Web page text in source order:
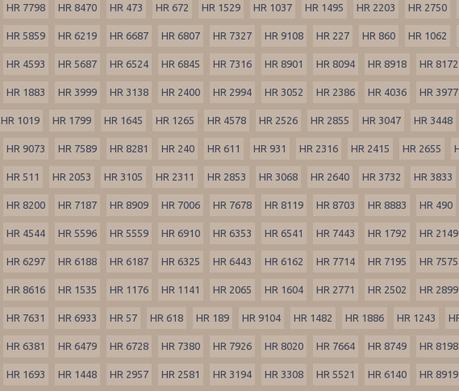
HR 7798 HR 8470 HR 473 HR 672 HR 1529 HR 1037 HR 1495 HR 2203 HR 2750
HR 5859 HR 6219 HR 6687 HR 6807 HR 7327 HR 9108 HR 227 HR 860 HR 1062
HR 4593 HR 5687 HR 6524 HR 6845 HR 7316 HR 8901 HR 8094 HR 8918 HR 8172
HR 1883 HR 3999 HR 3138 HR 2400 HR 2994 HR 3052 HR 2386 HR 4036 HR 3977
HR 1019 HR 1799 HR 1645 HR 1265 HR 4578 HR 2526 HR 2855 HR 3047 HR 3448
HR 9073 HR 7589 HR 8281 HR 240 HR 611 HR 931 HR 2316 HR 2415 HR 2655
HR 511 HR 2053 HR 3105 HR 2311 HR 2853 HR 3068 HR 2640 HR 3732 HR 3833
HR 8200 HR 7187 HR 8909 HR 7006 HR 7678 HR 8119 HR 8703 HR 8883 HR 490
HR 4544 HR 5596 HR 5559 HR 6910 HR 6353 HR 6541 HR 7443 HR 1792 HR 2149
HR 6297 HR 6188 HR 6187 HR 6325 HR 6443 HR 6162 HR 7714 HR 7195 HR 7575
HR 8616 HR 1535 HR 1176 HR 1141 HR 2065 HR 1604 HR 2771 HR 2502 HR 2899
HR 7631 HR 6933 HR 57 HR 618 HR 189 HR 9104 HR 1482 HR 1886 HR 1243
HR 6381 HR 6479 HR 6728 HR 7380 HR 7926 HR 8020 HR 7664 HR 8749 HR 8198
HR 1693 HR 1448 HR 2957 HR 2581 HR 3194 HR 3308 HR 5521 HR 6140 HR 8919